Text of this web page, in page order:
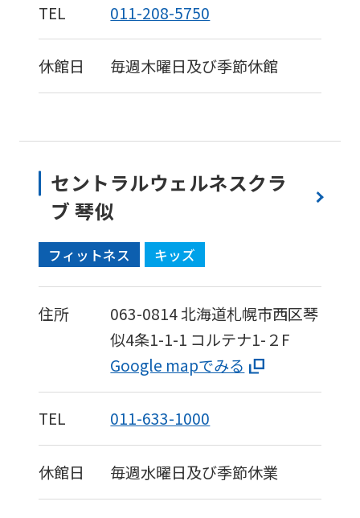
TEL 011-208-5750
休館日 毎週木曜日及び季節休館
セントラルウェルネスクラ
ブ 琴似
フィットネス キッズ
住所 063-0814北海道札幌市西区琴
似4条1-1-1 コルテナ1-２F
Google mapでみる
TEL 011-633-1000
休館日 毎週水曜日及び季節休業